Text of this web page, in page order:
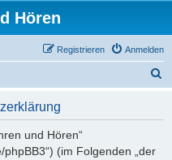
Hören
Anmelden
Registrieren
und Hören“
(im Folgenden „der